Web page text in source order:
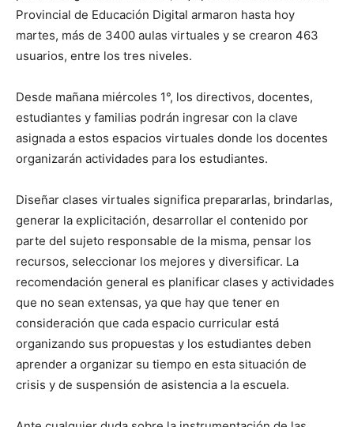
Provincial de Educación Digital armaron hasta hoy
martes, más de 3400 aulas virtuales y se crearon 463
usuarios, entre los tres niveles.
Desde mañana miércoles 1°, los directivos, docentes,
estudiantes y familias podrán ingresar con la clave
asignada a estos espacios virtuales donde los docentes
organizarán actividades para los estudiantes.
Diseñar clases virtuales significa prepararlas, brindarlas,
generar la explicitación, desarrollar el contenido por
parte del sujeto responsable de la misma, pensar los
recursos, seleccionar los mejores y diversificar. La
recomendación general es planificar clases y actividades
que no sean extensas, ya que hay que tener en
consideración que cada espacio curricular está
organizando sus propuestas y los estudiantes deben
aprender a organizar su tiempo en esta situación de
crisis y de suspensión de asistencia a la escuela.